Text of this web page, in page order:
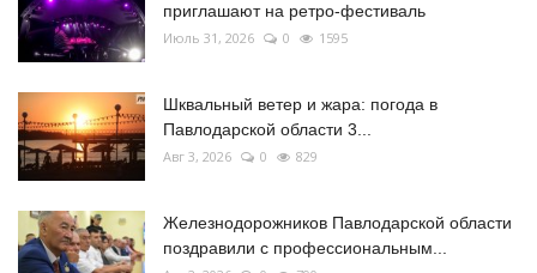
приглашают на ретро-фестиваль
Июль 31, 2026 0 1595
Шквальный ветер и жара: погода в
Павлодарской области 3...
Авг 3, 2026 0 829
Железнодорожников Павлодарской области
поздравили с профессиональным...